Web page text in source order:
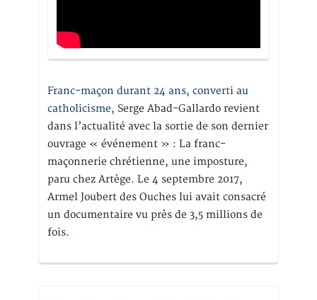
Franc-maçon durant 24 ans, converti au
catholicisme, Serge Abad-Gallardo revient
dans l’actualité avec la sortie de son dernier
ouvrage « événement » : La franc-
maçonnerie chrétienne, une imposture,
paru chez Artège. Le 4 septembre 2017,
Armel Joubert des Ouches lui avait consacré
un documentaire vu près de 3,5 millions de
fois.